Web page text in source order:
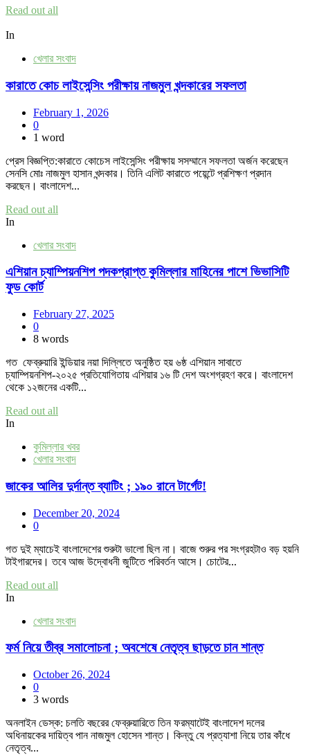
Read out all
In
খেলার সংবাদ
কারাতে কোচ লাইসেন্সিং পরীক্ষায় নাজমুল খন্দকারের সফলতা
February 1, 2026
0
1 word
প্রেস বিজ্ঞপ্তি:কারাতে কোচেস লাইসেন্সিং পরীক্ষায় সসম্মানে সফলতা অর্জন করেছেন
সেনসি মোঃ নাজমুল হাসান খন্দকার। তিনি এলিট কারাতে পয়েন্টে প্রশিক্ষণ প্রদান
করছেন। বাংলাদেশ...
Read out all
In
খেলার সংবাদ
এশিয়ান চ্যাম্পিয়নশিপ পদকপ্রাপ্ত কুমিল্লার মাহিনের পাশে ভিভাসিটি
ফুড কোর্ট
February 27, 2025
0
8 words
গত ফেব্রুয়ারি ইন্ডিয়ার নয়া দিল্লিতে অনুষ্ঠিত হয় ৬ষ্ঠ এশিয়ান সাবাতে
চ্যাম্পিয়নশিপ-২০২৫ প্রতিযোগিতায় এশিয়ার ১৬ টি দেশ অংশগ্রহণ করে। বাংলাদেশ
থেকে ১২জনের একটি...
Read out all
In
কুমিল্লার খবর
খেলার সংবাদ
জাকের আলির দুর্দান্ত ব্যাটিং ; ১৯০ রানে টার্গেট!
December 20, 2024
0
গত দুই ম্যাচেই বাংলাদেশের শুরুটা ভালো ছিল না। বাজে শুরুর পর সংগ্রহটাও বড় হয়নি
টাইগারদের। তবে আজ উদ্বোধনী জুটিতে পরিবর্তন আসে। চোটের...
Read out all
In
খেলার সংবাদ
ফর্ম নিয়ে তীব্র সমালোচনা ; অবশেষে নেতৃত্ব ছাড়তে চান শান্ত
October 26, 2024
0
3 words
অনলাইন ডেস্ক: চলতি বছরের ফেব্রুয়ারিতে তিন ফরম্যাটেই বাংলাদেশ দলের
অধিনায়কের দায়িত্ব পান নাজমুল হোসেন শান্ত। কিন্তু যে প্রত্যাশা নিয়ে তার কাঁধে
নেতৃত্ব...